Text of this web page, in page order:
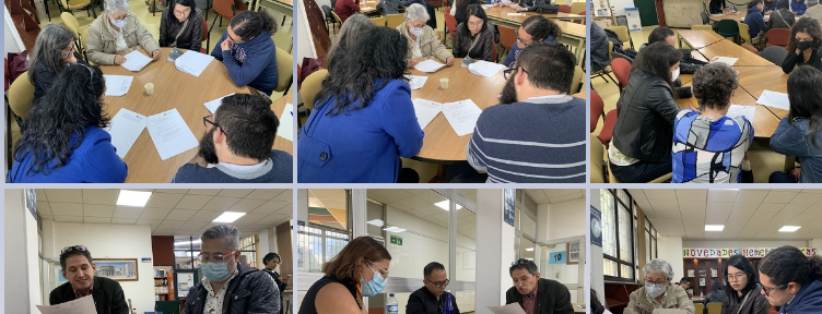
reunion profes 1ago22 34 reunion profes 1ago22 33 reunion profes 1ago22